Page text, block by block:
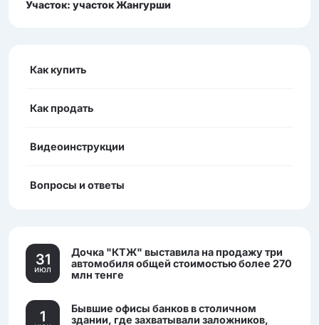
Участок: участок Жангурши
Как купить
Как продать
Видеоинструкции
Вопросы и ответы
31
июл
Дочка "КТЖ" выставила на продажу три
автомобиля общей стоимостью более 270
млн тенге
1
Бывшие офисы банков в столичном
здании, где захватывали заложников,